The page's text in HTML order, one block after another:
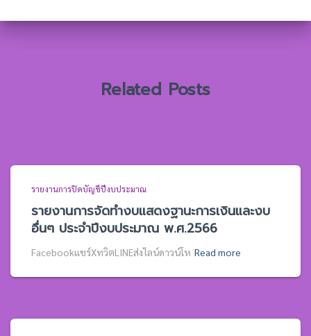
ห
Related Posts
รายงานการปิดบัญชีปีงบประมาณ
รายงานการจัดทำงบแสดงฐานะการเงินและงบ
อื่นๆ ประจำปีงบประมาณ พ.ศ.2566
Facebookแชร์XทวิตLINEส่งไลน์ดาวน์โห Read more